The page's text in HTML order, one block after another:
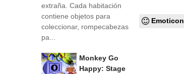
Emoticon
extraña. Cada habitación
contiene objetos para
coleccionar, rompecabezas
pa...
Monkey Go
Happy: Stage